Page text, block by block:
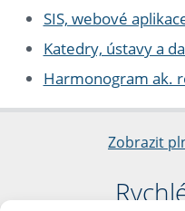
SIS, webové
Katedry, ústavy a
Harmonogram ak.
Zobrazit